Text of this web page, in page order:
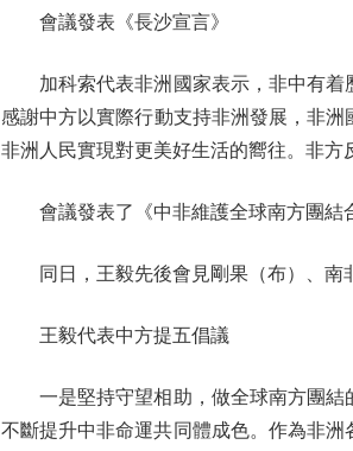
會議發表《長沙宣言》
加科索代表非洲國家表示，非中有着歷
感謝中方以實際行動支持非洲發展，非
非洲人民實現對更美好生活的嚮往。非方
會議發表了《中非維護全球南方團結
同日，王毅先後會見剛果（布）、南非
王毅代表中方提五倡議
一是堅持守望相助，做全球南方團結的
不斷提升中非命運共同體成色。作為非